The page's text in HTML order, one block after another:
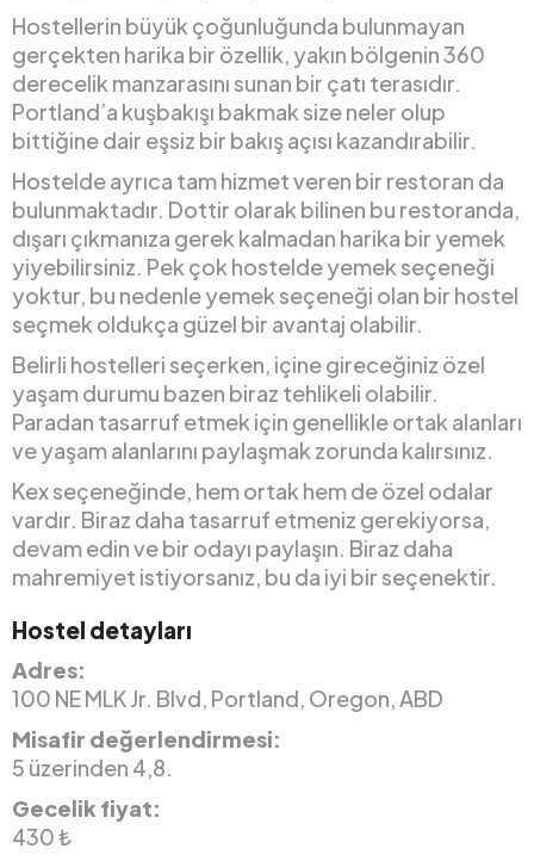
Hostellerin büyük çoğunluğunda bulunmayan
gerçekten harika bir özellik, yakın bölgenin 360
derecelik manzarasını sunan bir çatı terasıdır.
Portland’a kuşbakışı bakmak size neler olup
bittiğine dair eşsiz bir bakış açısı kazandırabilir.
Hostelde ayrıca tam hizmet veren bir restoran da
bulunmaktadır. Dottir olarak bilinen bu restoranda,
dışarı çıkmanıza gerek kalmadan harika bir yemek
yiyebilirsiniz. Pek çok hostelde yemek seçeneği
yoktur, bu nedenle yemek seçeneği olan bir hostel
seçmek oldukça güzel bir avantaj olabilir.
Belirli hostelleri seçerken, içine gireceğiniz özel
yaşam durumu bazen biraz tehlikeli olabilir.
Paradan tasarruf etmek için genellikle ortak alanları
ve yaşam alanlarını paylaşmak zorunda kalırsınız.
Kex seçeneğinde, hem ortak hem de özel odalar
vardır. Biraz daha tasarruf etmeniz gerekiyorsa,
devam edin ve bir odayı paylaşın. Biraz daha
mahremiyet istiyorsanız, bu da iyi bir seçenektir.
Hostel detayları
Adres:
100 NE MLK Jr. Blvd, Portland, Oregon, ABD
Misafir değerlendirmesi:
5 üzerinden 4,8.
Gecelik fiyat:
430 ₺